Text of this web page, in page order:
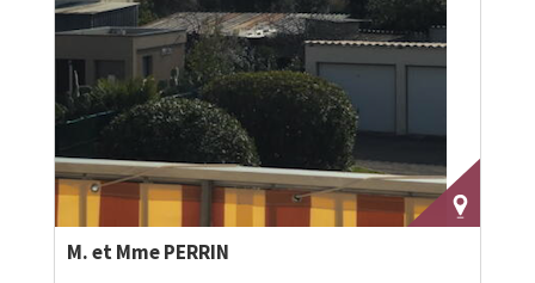
M. et Mme PERRIN